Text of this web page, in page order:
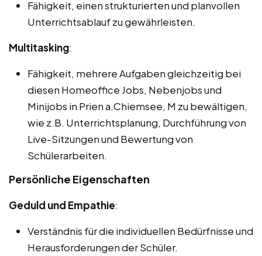
Fähigkeit, einen strukturierten und planvollen
Unterrichtsablauf zu gewährleisten.
Multitasking:
Fähigkeit, mehrere Aufgaben gleichzeitig bei
diesen Homeoffice Jobs, Nebenjobs und
Minijobs in Prien a.Chiemsee, M zu bewältigen,
wie z.B. Unterrichtsplanung, Durchführung von
Live-Sitzungen und Bewertung von
Schülerarbeiten.
Persönliche Eigenschaften
Geduld und Empathie:
Verständnis für die individuellen Bedürfnisse und
Herausforderungen der Schüler.